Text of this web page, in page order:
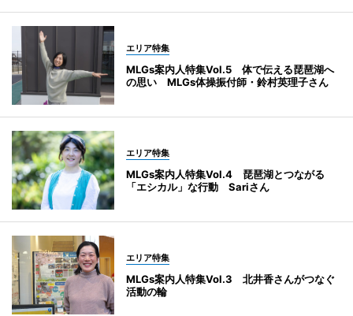
エリア特集
MLGs案内人特集Vol.5 体で伝える琵琶湖へ
の思い MLGs体操振付師・鈴村英理子さん
エリア特集
MLGs案内人特集Vol.4 琵琶湖とつながる
「エシカル」な行動 Sariさん
エリア特集
MLGs案内人特集Vol.3 北井香さんがつなぐ
活動の輪